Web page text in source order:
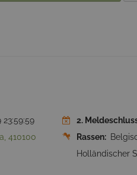
23:59:59 2.
410100
Rassen:
Holländischer